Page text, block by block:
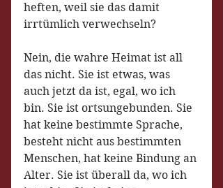
heften, weil sie das damit
irrtümlich verwechseln?
Nein, die wahre Heimat ist all
das nicht. Sie ist etwas, was
auch jetzt da ist, egal, wo ich
bin. Sie ist ortsungebunden. Sie
hat keine bestimmte Sprache,
besteht nicht aus bestimmten
Menschen, hat keine Bindung an
Alter. Sie ist überall da, wo ich